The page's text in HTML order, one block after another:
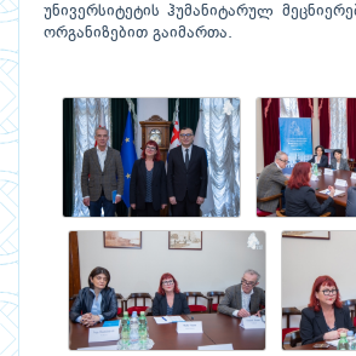
უნივერსიტეტის ჰუმანიტარულ
ორგანიზებით გაიმართა.